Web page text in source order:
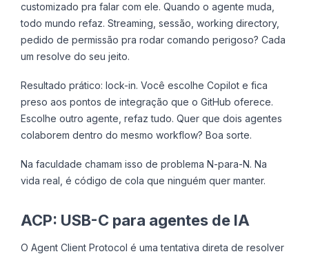
customizado pra falar com ele. Quando o agente muda,
todo mundo refaz. Streaming, sessão, working directory,
pedido de permissão pra rodar comando perigoso? Cada
um resolve do seu jeito.
Resultado prático: lock-in. Você escolhe Copilot e fica
preso aos pontos de integração que o GitHub oferece.
Escolhe outro agente, refaz tudo. Quer que dois agentes
colaborem dentro do mesmo workflow? Boa sorte.
Na faculdade chamam isso de problema N-para-N. Na
vida real, é código de cola que ninguém quer manter.
ACP: USB-C para agentes de IA
O Agent Client Protocol é uma tentativa direta de resolver